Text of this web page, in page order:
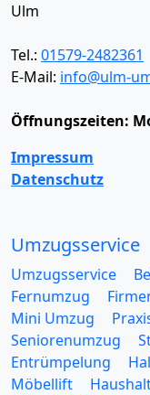
Ulm
Tel.: 01579-2482361
E-Mail: info@ulm-
Öffnungszeiten:
Impressum
Datenschutz
Umzugsservice
Umzugsservice
Fernumzug
Mini Umzug
Seniorenumzug
Entrümpelung
Möbellift